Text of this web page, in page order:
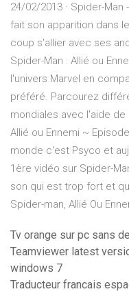
24/02/2013 · Spider-Man
fait son apparition dans
coup s'allier avec ses
Spider-Man : Allié ou
l'univers Marvel en
préféré. Parcourez
mondiales avec l'aide de
Allié ou Ennemi ~
monde c'est Psyco et
1ère vidéo sur Spider-
son qui est trop fort et
Spider-man, Allié Ou
Tv orange sur pc sans
Teamviewer latest
windows 7
Traducteur francais